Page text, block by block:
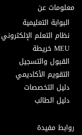
معلومات عن
البوابة التعليمية
نظام التعلم الإلكتروني
MEU خريطة
القبول والتسجيل
التقويم الأكاديمي
دليل التخصصات
دليل الطالب
روابط مفيدة